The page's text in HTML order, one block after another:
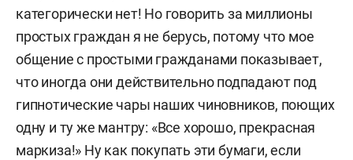
категорически нет! Но говорить за миллионы
простых граждан я не берусь, потому что мое
общение с простыми гражданами показывает,
что иногда они действительно подпадают под
гипнотические чары наших чиновников, поющих
одну и ту же мантру: «Все хорошо, прекрасная
маркиза!» Ну как покупать эти бумаги, если